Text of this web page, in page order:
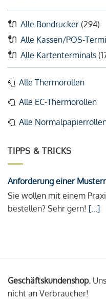
Alle Bondrucker (294)
Alle Kassen/POS-
Alle Kartenterminals
Alle Thermorollen
Alle EC-Thermorollen
Alle
TIPPS & TRICKS
Anforderung einer
Sie wollen mit einem
bestellen? Sehr gern! [...]
Geschäftskundenshop.
nicht an Verbraucher!